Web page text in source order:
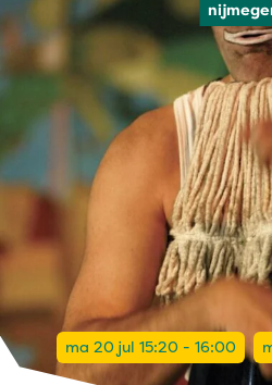
ma 20 jul 15:20 - 16:00